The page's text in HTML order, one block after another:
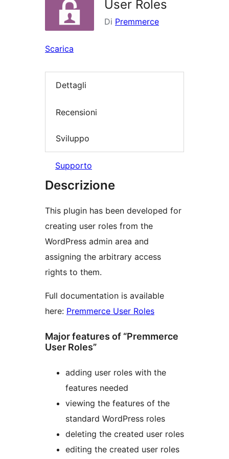
User Roles
Di Premmerce
Scarica
Dettagli
Recensioni
Sviluppo
Supporto
Descrizione
This plugin has been developed for
creating user roles from the
WordPress admin area and
assigning the arbitrary access
rights to them.
Full documentation is available
here: Premmerce User Roles
Major features of “Premmerce
User Roles”
adding user roles with the
features needed
viewing the features of the
standard WordPress roles
deleting the created user roles
editing the created user roles